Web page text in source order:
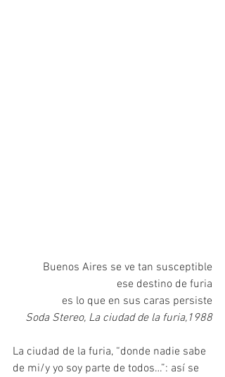
Buenos Aires se ve tan susceptible
ese destino de furia
es lo que en sus caras persiste
Soda Stereo, La ciudad de la furia,1988
La ciudad de la furia, “donde nadie sabe
de mi/y yo soy parte de todos…”: así se